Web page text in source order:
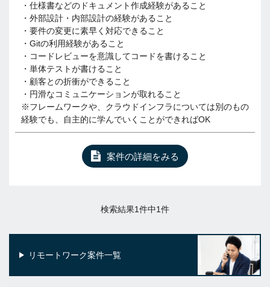
・仕様書などのドキュメント作成経験があること
・外部設計・内部設計の経験があること
・要件の変更に素早く対応できること
・Gitの利用経験があること
・コードレビューを意識してコードを書けること
・単体テストが書けること
・顧客との折衝ができること
・円滑なコミュニケーションが取れること
※フレームワークや、クラウドインフラについては別のもの
経験でも、自主的に学んでいくことができればOK
案件の詳細をみる
検索結果1件中1件
リモートワーク案件一覧